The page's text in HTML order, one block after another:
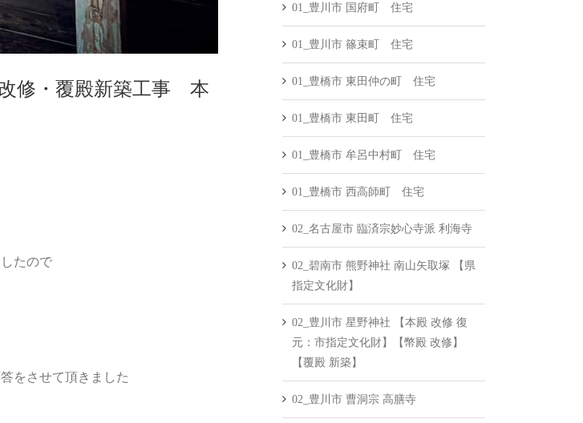
修・覆殿新築工事 本
たので
をさせて頂きました
01_豊川市 国府町 住宅
01_豊川市 篠束町 住宅
01_豊橋市 東田仲の町 住宅
01_豊橋市 東田町 住宅
01_豊橋市 牟呂中村町 住宅
01_豊橋市 西高師町 住宅
02_名古屋市 臨済宗妙心寺派 利海寺
02_碧南市 熊野神社 南山矢取塚 【県
指定文化財】
02_豊川市 星野神社 【本殿 改修 復
元：市指定文化財】【幣殿 改修】
【覆殿 新築】
02_豊川市 曹洞宗 高膳寺